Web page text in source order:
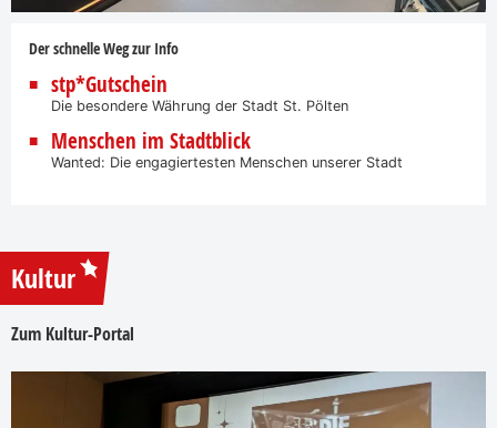
Der schnelle Weg zur Info
stp*Gutschein
Die besondere Währung der Stadt St. Pölten
Menschen im Stadtblick
Wanted: Die engagiertesten Menschen unserer Stadt
Kultur
Zum Kultur-Portal